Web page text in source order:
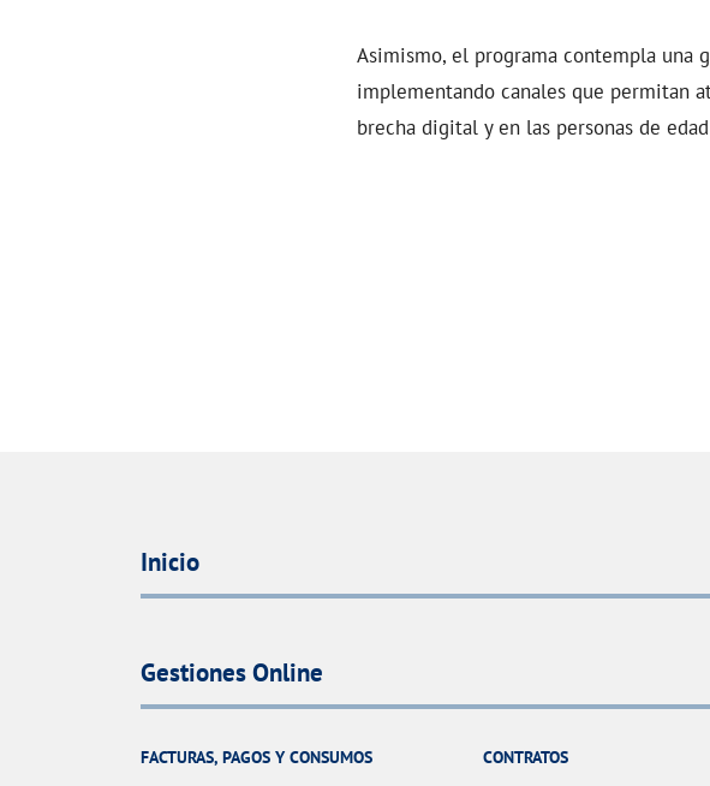
Asimismo, el programa contempla una
implementando canales que permitan
brecha digital y en las personas de
Inicio
Gestiones Online
FACTURAS, PAGOS Y CONSUMOS
CONTRATOS